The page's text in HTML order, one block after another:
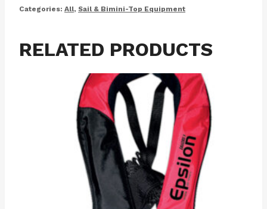
Categories: All, Sail & Bimini-Top Equipment
RELATED PRODUCTS